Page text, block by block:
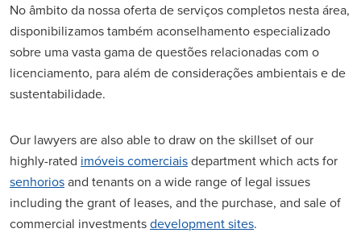
No âmbito da nossa oferta de serviços completos nesta área,
disponibilizamos também aconselhamento especializado
sobre uma vasta gama de questões relacionadas com o
licenciamento, para além de considerações ambientais e de
sustentabilidade.
Our lawyers are also able to draw on the skillset of our
highly-rated imóveis comerciaisdepartment which acts for
senhoriosand tenants on a wide range of legal issues
including the grant of leases, and the purchase, and sale of
commercial investmentsdevelopment sites.